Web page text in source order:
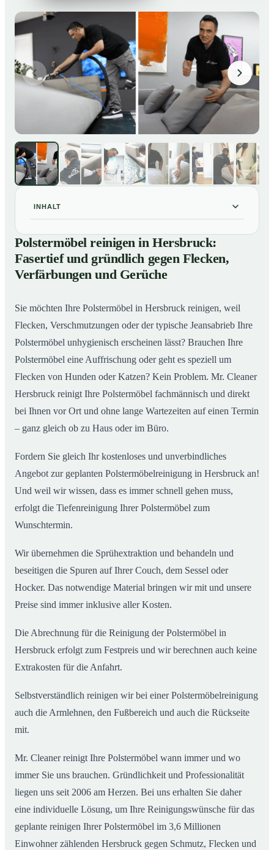
INHALT
Polstermöbel reinigen in Hersbruck: Fasertief und
gründlich gegen Flecken, Verfärbungen und Gerüche
02So reinigen unsere Profis Polstermöbel in Hersbruck
Polstermöbel reinigen in Hersbruck:
Fasertief und gründlich gegen Flecken,
Verfärbungen und Gerüche
Sie möchten Ihre Polstermöbel in Hersbruck reinigen, weil
Flecken, Verschmutzungen oder der typische Jeansabrieb Ihre
Polstermöbel unhygienisch erscheinen lässt? Brauchen Ihre
Polstermöbel eine Auffrischung oder geht es speziell um
Flecken von Hunden oder Katzen? Kein Problem. Mr. Cleaner
Hersbruck reinigt Ihre Polstermöbel fachmännisch und direkt
bei Ihnen vor Ort und ohne lange Wartezeiten auf einen Termin
– ganz gleich ob zu Haus oder im Büro.
Fordern Sie gleich Ihr kostenloses und unverbindliches
Angebot zur geplanten Polstermöbelreinigung in Hersbruck an!
Und weil wir wissen, dass es immer schnell gehen muss,
erfolgt die Tiefenreinigung Ihrer Polstermöbel zum
Wunschtermin.
Wir übernehmen die Sprühextraktion und behandeln und
beseitigen die Spuren auf Ihrer Couch, dem Sessel oder
Hocker. Das notwendige Material bringen wir mit und unsere
Preise sind immer inklusive aller Kosten.
Die Abrechnung für die Reinigung der Polstermöbel in
Hersbruck erfolgt zum Festpreis und wir berechnen auch keine
Extrakosten für die Anfahrt.
Selbstverständlich reinigen wir bei einer Polstermöbelreinigung
auch die Armlehnen, den Fußbereich und auch die Rückseite
mit.
Mr. Cleaner reinigt Ihre Polstermöbel wann immer und wo
immer Sie uns brauchen. Gründlichkeit und Professionalität
liegen uns seit 2006 am Herzen. Bei uns erhalten Sie daher
eine individuelle Lösung, um Ihre Reinigungswünsche für das
geplante reinigen Ihrer Polstermöbel im 3,6 Millionen
Einwohner zählenden Hersbruck gegen Schmutz, Flecken und